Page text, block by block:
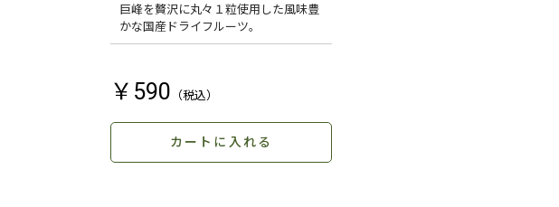
巨峰を贅沢に丸々１粒使用した風味豊
かな国産ドライフルーツ。
￥590
カートに入れる